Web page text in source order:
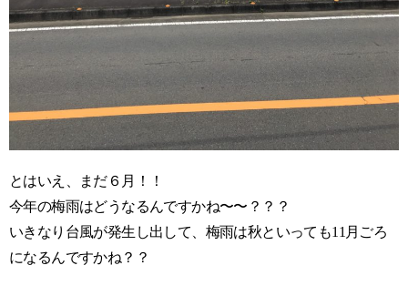
とはいえ、まだ６月！！
今年の梅雨はどうなるんですかね〜〜？？？
いきなり台風が発生し出して、梅雨は秋といっても11月ごろ
になるんですかね？？